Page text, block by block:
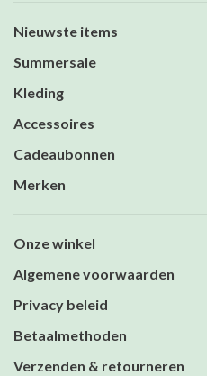
Nieuwste items
Summersale
Kleding
Accessoires
Cadeaubonnen
Merken
Onze winkel
Algemene voorwaarden
Privacy beleid
Betaalmethoden
Verzenden & retourneren